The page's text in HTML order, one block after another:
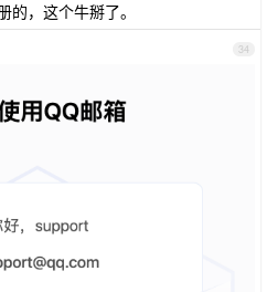
的，这个牛掰了。
34